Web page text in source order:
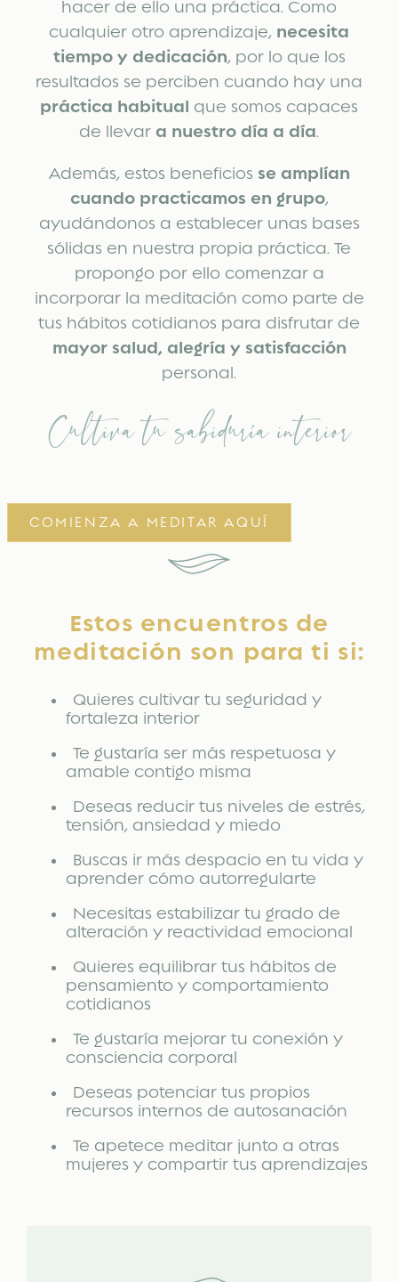
hacer de ello una práctica. Como
cualquier otro aprendizaje, necesita
tiempo y dedicación, por lo que los
resultados se perciben cuando hay una
práctica habitual que somos capaces
de llevar a nuestro día a día.
Además, estos beneficios se amplían
cuando practicamos en grupo,
ayudándonos a establecer unas bases
sólidas en nuestra propia práctica. Te
propongo por ello comenzar a
incorporar la meditación como parte de
tus hábitos cotidianos para disfrutar de
mayor salud, alegría y satisfacción
personal.
Cultiva tu sabiduría interior
COMIENZA A MEDITAR AQUÍ
Estos encuentros de
meditación son para ti si:
Quieres cultivar tu seguridad y
fortaleza interior
Te gustaría ser más respetuosa y
amable contigo misma
Deseas reducir tus niveles de estrés,
tensión, ansiedad y miedo
Buscas ir más despacio en tu vida y
aprender cómo autorregularte
Necesitas estabilizar tu grado de
alteración y reactividad emocional
Quieres equilibrar tus hábitos de
pensamiento y comportamiento
cotidianos
Te gustaría mejorar tu conexión y
consciencia corporal
Deseas potenciar tus propios
recursos internos de autosanación
Te apetece meditar junto a otras
mujeres y compartir tus aprendizajes